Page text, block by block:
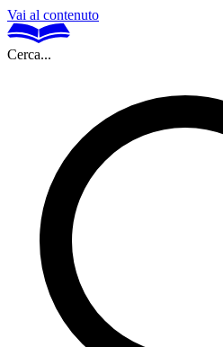
Vai al contenuto
Cerca...